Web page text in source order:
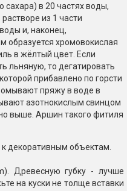
сахара) в 20 частях воды,
из 1 части
и, наконец,
образуется хромовокислая
в жёлтый цвет. Если
льняную, то дегатировать
прибавлено по горсти
пряжу в воде в
азотнокислым свинцом
выше. Аршин такого фитиля
декоративным объектам.
Древесную губку - лучше
на куски не толще вставки